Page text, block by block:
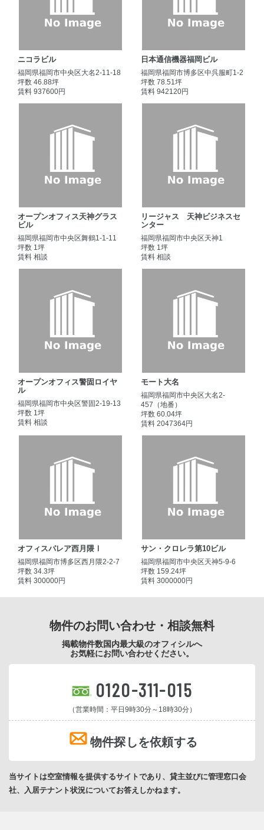
ニコラビル
福岡県福岡市中央区大名2-11-18
坪数 46.88坪
賃料 937600円
日本通信機器福岡ビル
福岡県福岡市博多区中呉服町1-2
坪数 78.51坪
賃料 942120円
オープンオフィス天神グラス
ビル
福岡県福岡市中央区舞鶴1-1-11
坪数 1坪
賃料 相談
リージャス 天神ビジネスセ
ンター
福岡県福岡市中央区天神1
坪数 1坪
賃料 相談
オープンオフィス警固ロイヤ
ル
福岡県福岡市中央区警固2-19-13
坪数 1坪
賃料 相談
モート大名
福岡県福岡市中央区大名2-
457（地番）
坪数 60.04坪
賃料 2047364円
オフィスパレア西月隈Ⅰ
福岡県福岡市博多区西月隈2-2-7
坪数 34.3坪
賃料 300000円
サン・クロレラ第10ビル
福岡県福岡市中央区天神5-9-6
坪数 159.24坪
賃料 3000000円
物件のお問い合わせ・相談無料
掲載物件数国内最大級のオフィシルへ
お気軽にお問い合わせください。
0120-311-015
（営業時間：平日9時30分～18時30分）
物件探しを依頼する
当サイトは空室情報を提供するサイトであり、貸主並びに管理窓口会
社、入居テナント状況についてお答えしかねます。